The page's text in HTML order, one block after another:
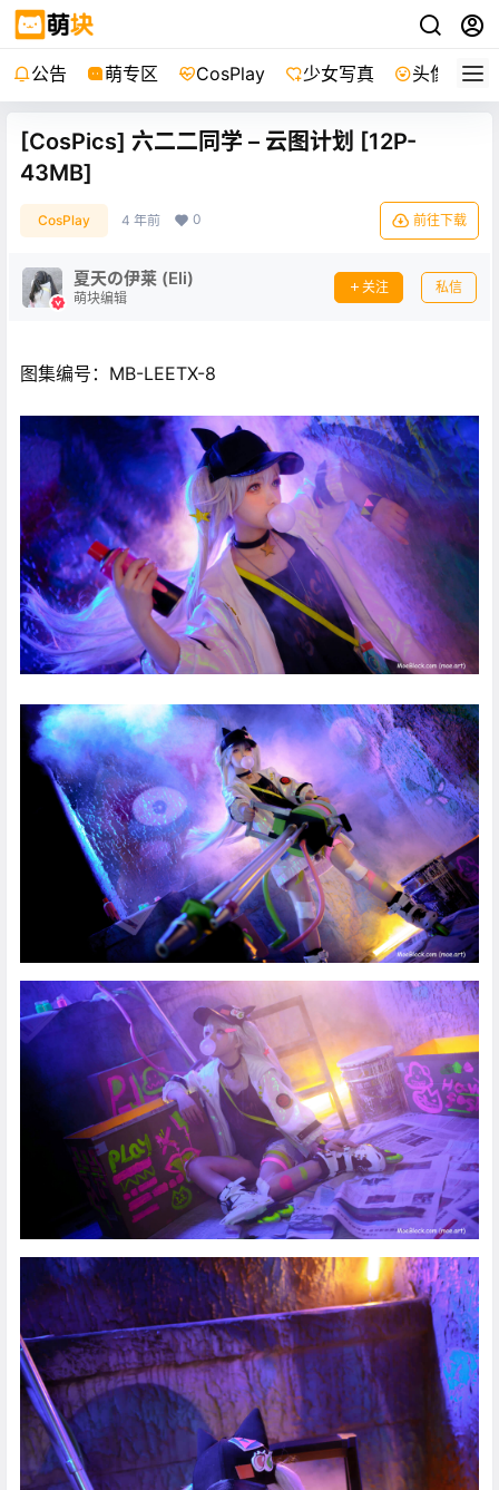
公告 萌专区 CosPlay 少女写真 头像
[CosPics] 六二二同学 – 云图计划 [12P-
43MB]
CosPlay 4 年前 0 前往下载
夏天の伊莱 (Eli)
萌块编辑
关注 私信
图集编号：MB-LEETX-8